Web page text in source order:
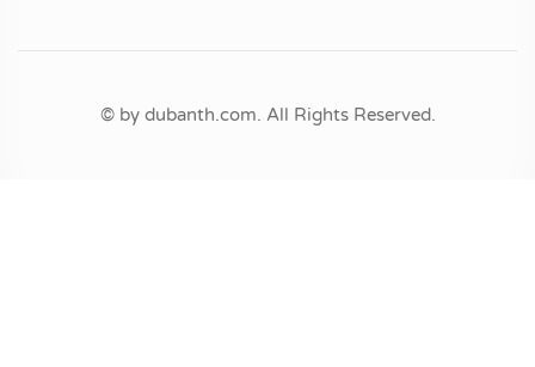
© by dubanth.com. All Rights Reserved.